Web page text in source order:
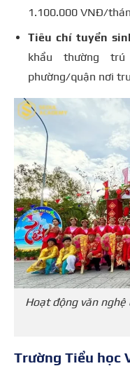
1.100.000 VNĐ/
Tiêu chí tuyển
khẩu thường
phường/quận nơi
Hoạt động văn
Trường Tiểu học